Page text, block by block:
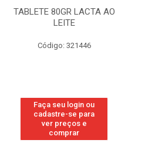
TABLETE 80GR LACTA AO
LEITE
Código: 321446
Faça seu login ou
cadastre-se para
ver preços e
comprar